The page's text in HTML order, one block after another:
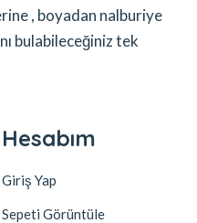
, boyadan nalburiye
bulabileceğiniz tek
Hesabım
Giriş Yap
Sepeti Görüntüle